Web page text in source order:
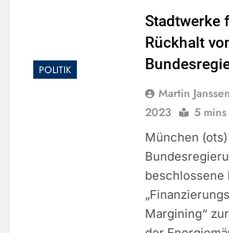
POLITIK
Stadtwerke
Rückhalt
Martin
2023
5 mins
München
beschlossene
Margining“